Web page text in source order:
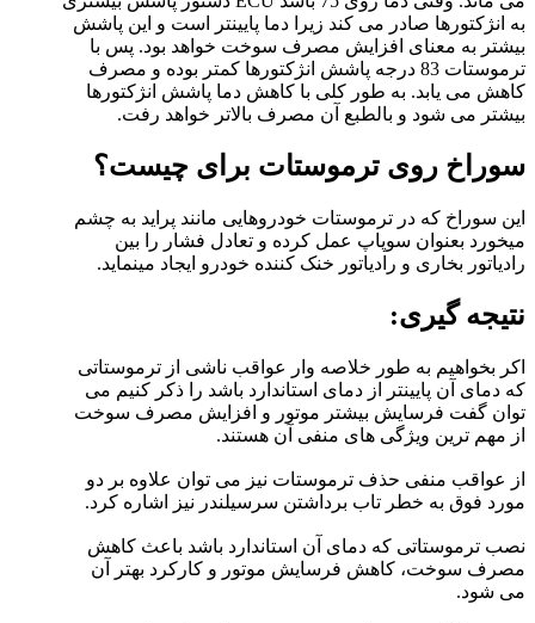
به انژکتورها صادر می کند زیرا دما پایینتر است و این پاشش
بیشتر به معنای افزایش مصرف سوخت خواهد بود. پس با
ترموستات 83 درجه پاشش انژکتورها کمتر بوده و مصرف
کاهش می یابد. به طور کلی با کاهش دما پاشش انژکتورها
بیشتر می شود و بالطبع آن مصرف بالاتر خواهد رفت.
سوراخ روی ترموستات برای چیست؟
این سوراخ که در ترموستات خودروهایی مانند پراید به چشم
میخورد بعنوان سوپاپ عمل کرده و تعادل فشار را بین
رادیاتور بخاری و رادیاتور خنک کننده خودرو ایجاد مینماید.
نتیجه گیری:
اکر بخواهیم به طور خلاصه وار عواقب ناشی از ترموستاتی
که دمای آن پایینتر از دمای استاندارد باشد را ذکر کنیم می
توان گفت فرسایش بیشتر موتور و افزایش مصرف سوخت
از مهم ترین ویژگی های منفی آن هستند.
از عواقب منفی حذف ترموستات نیز می توان علاوه بر دو
مورد فوق به خطر تاب برداشتن سرسیلندر نیز اشاره کرد.
نصب ترموستاتی که دمای آن استاندارد باشد باعث کاهش
مصرف سوخت، کاهش فرسایش موتور و کارکرد بهتر آن
می شود.